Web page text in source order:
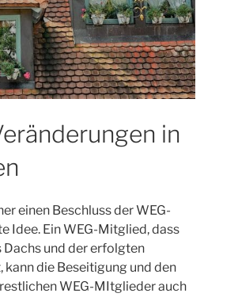
in
einen Beschluss der WEG-
Idee. Ein WEG-Mitglied, dass
und der erfolgten
die Beseitigung und den
WEG-MItglieder auch